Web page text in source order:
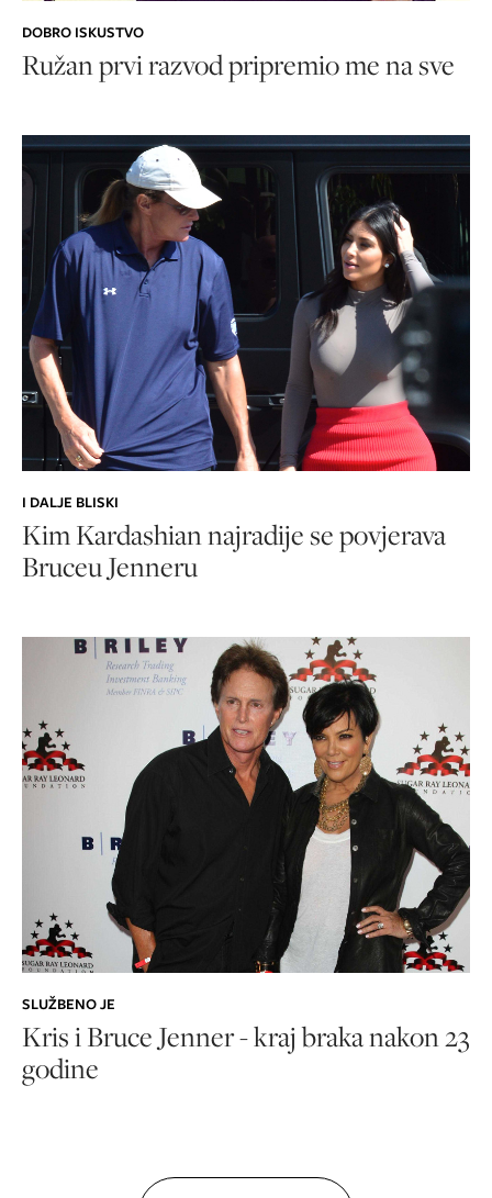
DOBRO ISKUSTVO
Ružan prvi razvod pripremio me na sve
I DALJE BLISKI
Kim Kardashian najradije se povjerava
Bruceu Jenneru
SLUŽBENO JE
Kris i Bruce Jenner - kraj braka nakon 23
godine